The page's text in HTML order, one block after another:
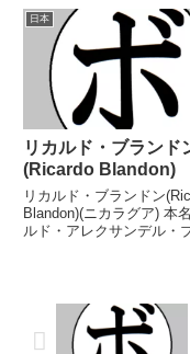
1947/12/27 ●4R判定 (採
明) 早川 勇(朝日)※東日
王敗...
日本
リカルド・ブランド
(Ricardo Blandon)
リカルド・ブランドン
Blandon)(ニカラグア) 本
ルド・アレクサンデル・
試合 【獲得タイトル】